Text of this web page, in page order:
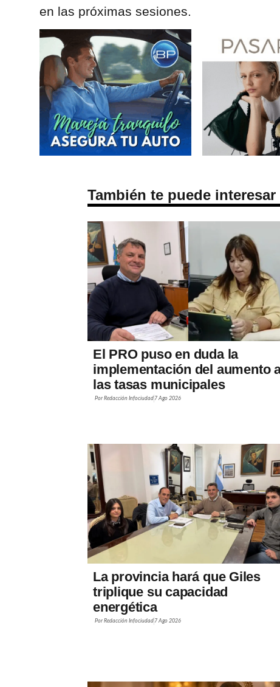
en las próximas sesiones.
También te puede interesar
El PRO puso en duda la
implementación del aumento
las tasas municipales
Por Redacción Infociudad 7 Ago 2026
La provincia hará que Giles
triplique su capacidad
energética
Por Redacción Infociudad 7 Ago 2026